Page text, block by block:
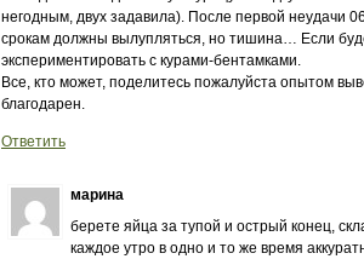
негодным, двух задавила). После первой неудачи
срокам должны вылупляться, но тишина… Если
экспериментировать с курами-бентамками.
Все, кто может, поделитесь пожалуйста опытом
благодарен.
Ответить
марина
берете яйца за тупой и острый конец,
каждое утро в одно и то же время